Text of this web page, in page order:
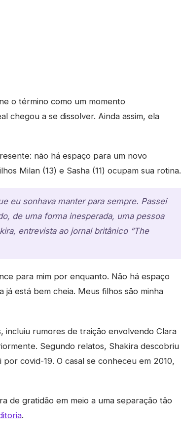
o término como um momento
chegou a se dissolver. Ainda assim, ela
não há espaço para um novo
Milan (13) e Sasha (11) ocupam sua rotina.
eu sonhava manter para sempre. Passei
de uma forma inesperada, uma pessoa
entrevista ao jornal britânico “The
para mim por enquanto. Não há espaço
já está bem cheia. Meus filhos são minha
incluiu rumores de traição envolvendo Clara
Segundo relatos, Shakira descobriu
covid-19. O casal se conheceu em 2010,
de gratidão em meio a uma separação tão
.